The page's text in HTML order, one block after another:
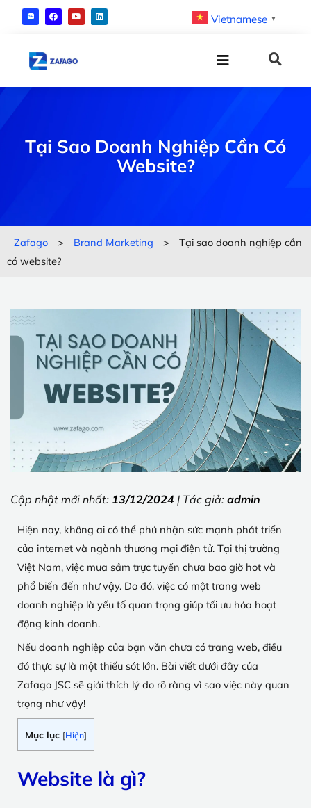
Vietnamese ▼
Tại Sao Doanh Nghiệp Cần Có
Website?
Zafago > Brand Marketing >
Tại sao doanh nghiệp cần
có website?
Cập nhật mới nhất: 13/12/2024 | Tác giả: admin
Hiện nay, không ai có thể phủ nhận sức mạnh phát triển
của internet và ngành thương mại điện tử. Tại thị trường
Việt Nam, việc mua sắm trực tuyến chưa bao giờ hot và
phổ biến đến như vậy. Do đó, việc có một trang web
doanh nghiệp là yếu tố quan trọng giúp tối ưu hóa hoạt
động kinh doanh.
Nếu doanh nghiệp của bạn vẫn chưa có trang web, điều
đó thực sự là một thiếu sót lớn. Bài viết dưới đây của
Zafago JSC sẽ giải thích lý do rõ ràng vì sao việc này quan
trọng như vậy!
Mục lục [Hiện]
Website là gì?